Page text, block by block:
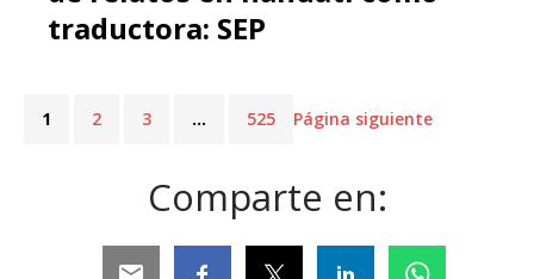
traductora: SEP
1 2 3 … 525 Página siguiente
Comparte en: